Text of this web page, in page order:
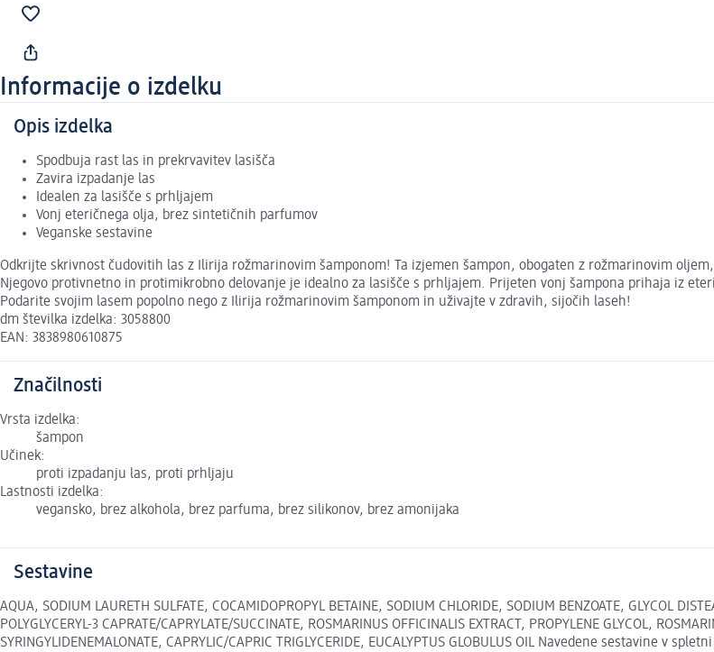
Informacije o izdelku
Opis izdelka
Spodbuja rast las in prekrvavitev lasišča
Zavira izpadanje las
Idealen za lasišče s prhljajem
Vonj eteričnega olja, brez sintetičnih parfumov
Veganske sestavine
Odkrijte skrivnost čudovitih las z Ilirija rožmarinovim šamponom! Ta izjemen šampon, obogaten z rožmarinovim
Njegovo protivnetno in protimikrobno delovanje je idealno za lasišče s prhljajem. Prijeten vonj šampona prihaja iz
Podarite svojim lasem popolno nego z Ilirija rožmarinovim šamponom in uživajte v zdravih, sijočih laseh!
dm številka izdelka: 3058800
EAN: 3838980610875
Značilnosti
Vrsta izdelka:
šampon
Učinek:
proti izpadanju las, proti prhljaju
Lastnosti izdelka:
vegansko, brez alkohola, brez parfuma, brez silikonov, brez amonijaka
Sestavine
AQUA, SODIUM LAURETH SULFATE, COCAMIDOPROPYL BETAINE, SODIUM CHLORIDE, SODIUM BENZOATE, GLYCOL
POLYGLYCERYL-3 CAPRATE/CAPRYLATE/SUCCINATE, ROSMARINUS OFFICINALIS EXTRACT, PROPYLENE GLYCOL,
SYRINGYLIDENEMALONATE, CAPRYLIC/CAPRIC TRIGLYCERIDE, EUCALYPTUS GLOBULUS OIL Navedene sestavine